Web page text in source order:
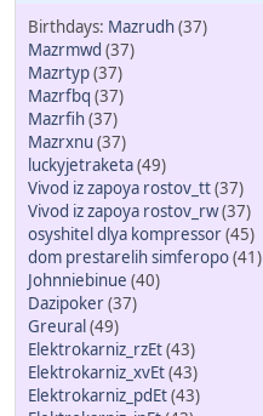
Mazrudh(37)
Mazrmwd (37)
Mazrtyp(37)
Mazrfbq (37)
Mazrfih(37)
Mazrxnu (37)
luckyjetraketa(49)
Vivod iz zapoya rostov_tt(37)
Vivod iz zapoya rostov_rw(37)
osyshitel dlya kompressor(45)
dom prestarelih simferopo(41)
Johnniebinue (40)
Dazipoker(37)
Greural(49)
Elektrokarniz_rzEt(43)
Elektrokarniz_xvEt(43)
Elektrokarniz_pdEt(43)